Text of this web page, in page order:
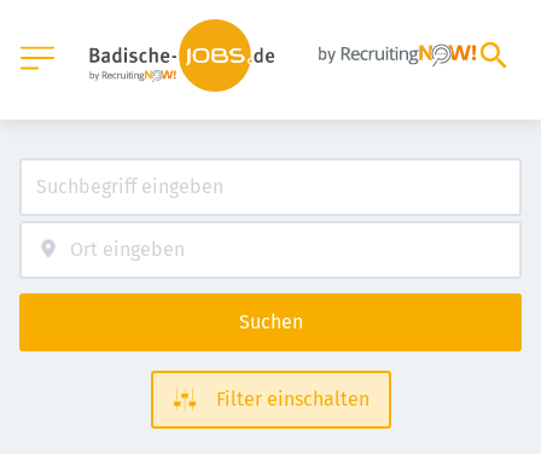
Suchen
Filter einschalten